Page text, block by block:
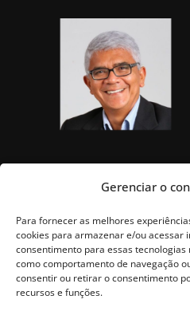
Gerenciar o
Para fornecer as melhores
cookies para armazenar e/ou acessar
consentimento para essas
como comportamento de navegação
consentir ou retirar o consentimento
recursos e funções.